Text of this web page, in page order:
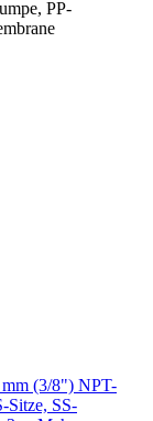
PP-
(3/8") NPT-
Sitze, SS-